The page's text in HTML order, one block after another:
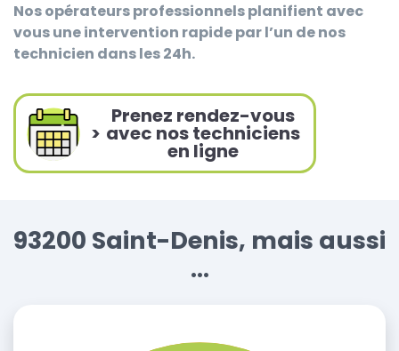
Nos opérateurs professionnels planifient avec
vous une intervention rapide par l’un de nos
technicien dans les 24h.
>
Prenez rendez-vous
avec nos techniciens
en ligne
93200 Saint-Denis, mais aussi
...